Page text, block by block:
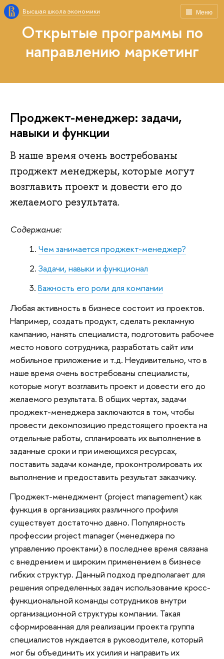
Меню
Высшая школа экономики
Открытые программы по
направлению маркетинг
Проджект-менеджер: задачи,
навыки и функции
В наше время очень востребованы
проджект менеджеры, которые могут
возглавить проект и довести его до
желаемого результата.
Содержание:
Чем занимается проджект-менеджер?
Задачи, навыки и функционал
Важность его роли для компании
Любая активность в бизнесе состоит из проектов.
Например, создать продукт, сделать рекламную
кампанию, нанять специалиста, подготовить рабочее
место нового сотрудника, разработать сайт или
мобильное приложение и т.д. Неудивительно, что в
наше время очень востребованы специалисты,
которые могут возглавить проект и довести его до
желаемого результата. В общих чертах, задачи
проджект-менеджера заключаются в том, чтобы
провести декомпозицию предстоящего проекта на
отдельные работы, спланировать их выполнение в
заданные сроки и при имеющихся ресурсах,
поставить задачи команде, проконтролировать их
выполнение и предоставить результат заказчику.
Проджект-менеджмент (project management) как
функция в организациях различного профиля
существует достаточно давно. Популярность
профессии project manager (менеджера по
управлению проектами) в последнее время связана
с внедрением и широким применением в бизнесе
гибких структур. Данный подход предполагает для
решения определенных задач использование кросс-
функциональной команды сотрудников внутри
организационной структуры компании. Такая
сформированная для реализации проекта группа
специалистов нуждается в руководителе, который
мог бы объединить их усилия и направить их